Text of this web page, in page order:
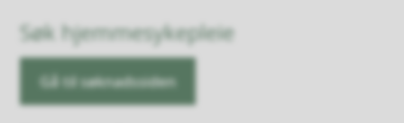
Søk hjemmesykepleie
Gå til søknadssiden